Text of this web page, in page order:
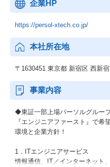
企業HP
https://persol-xtech.co.jp/
本社所在地
〒1630451 東京都 新宿区 西新
事業内容
◆東証一部上場パーソルグルー
『エンジニアファースト』で希
環境と企業方針！
1．ITエンジニアサービス
情報通信、IT／インターネット